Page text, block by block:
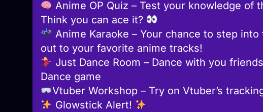
Anime OP Quiz – Test your knowledge of
Think you can ace it?
Anime Karaoke – Your chance to step
out to your favorite anime tracks!
Just Dance Room – Dance with you
Dance game
Vtuber Workshop – Try on Vtuber’s
Glowstick Alert!